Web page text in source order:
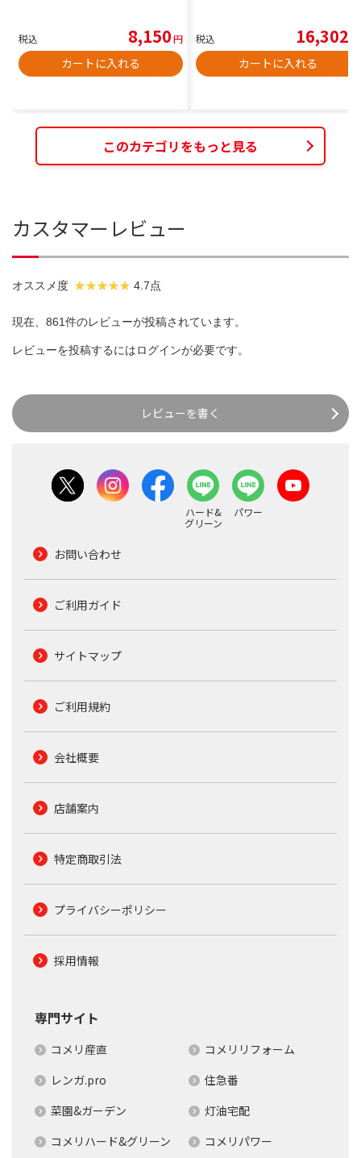
税込 8,150円
カートに入れる
税込 16,302
カートに入れる
このカテゴリをもっと見る
カスタマーレビュー
オススメ度 4.7点
現在、861件のレビューが投稿されています。
レビューを投稿するにはログインが必要です。
レビューを書く
ハード&
グリーン
パワー
お問い合わせ
ご利用ガイド
サイトマップ
ご利用規約
会社概要
店舗案内
特定商取引法
プライバシーポリシー
採用情報
専門サイト
コメリ産直
コメリリフォーム
レンガ.pro
住急番
菜園&ガーデン
灯油宅配
コメリハード&グリーン
コメリパワー